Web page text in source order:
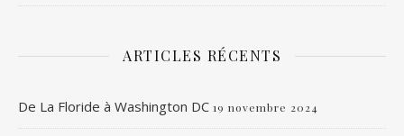
ARTICLES RÉCENTS
De La Floride à Washington DC 19 novembre 2024